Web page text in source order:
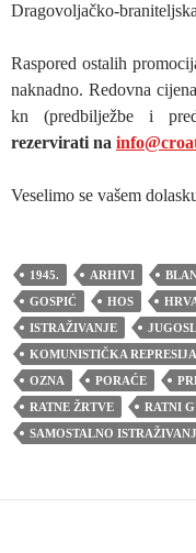
Dragovoljačko-
Raspored ostalih
naknadno. Redovna
kn (predbilježbe i
rezervirati na
Veselimo se vašem
1945. ARHIVI
GOSPIĆ
HOS
ISTRAŽIVANJE
KOMUNISTIČKA REPRESIJA
OZNA
PORAĆE
RATNE ŽRTVE
RATNI
SAMOSTALNO